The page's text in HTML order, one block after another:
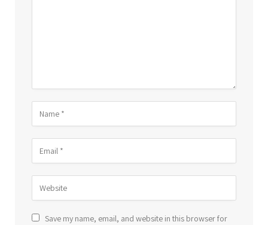
Save my name, email, and website in this browser for